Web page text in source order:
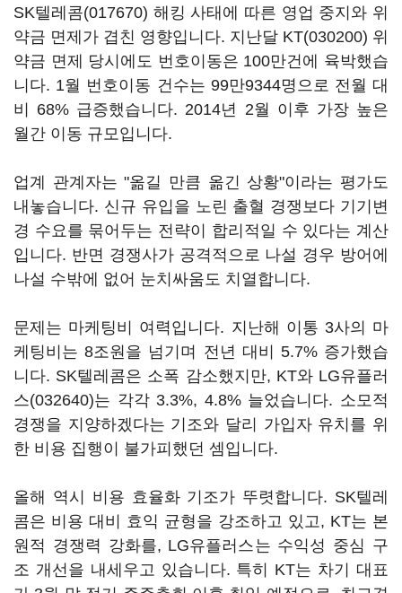
SK텔레콤(017670) 해킹 사태에 따른 영업 중지와 위
약금 면제가 겹친 영향입니다. 지난달 KT(030200) 위
약금 면제 당시에도 번호이동은 100만건에 육박했습
니다. 1월 번호이동 건수는 99만9344명으로 전월 대
비 68% 급증했습니다. 2014년 2월 이후 가장 높은
월간 이동 규모입니다.
업계 관계자는 "옮길 만큼 옮긴 상황"이라는 평가도
내놓습니다. 신규 유입을 노린 출혈 경쟁보다 기기변
경 수요를 묶어두는 전략이 합리적일 수 있다는 계산
입니다. 반면 경쟁사가 공격적으로 나설 경우 방어에
나설 수밖에 없어 눈치싸움도 치열합니다.
문제는 마케팅비 여력입니다. 지난해 이통 3사의 마
케팅비는 8조원을 넘기며 전년 대비 5.7% 증가했습
니다. SK텔레콤은 소폭 감소했지만, KT와 LG유플러
스(032640)는 각각 3.3%, 4.8% 늘었습니다. 소모적
경쟁을 지양하겠다는 기조와 달리 가입자 유치를 위
한 비용 집행이 불가피했던 셈입니다.
올해 역시 비용 효율화 기조가 뚜렷합니다. SK텔레
콤은 비용 대비 효익 균형을 강조하고 있고, KT는 본
원적 경쟁력 강화를, LG유플러스는 수익성 중심 구
조 개선을 내세우고 있습니다. 특히 KT는 차기 대표